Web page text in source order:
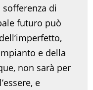
di
futuro può
e della
non sarà per
e